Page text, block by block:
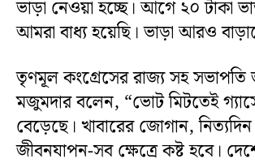
ভাড়া নেওয়া হচ্ছে। আগে ২০ টাকা
আমরা বাধ্য হয়েছি। ভাড়া আরও
তৃণমূল কংগ্রেসের রাজ্য সহ সভাপতি
মজুমদার বলেন, “ভোট মিটতেই
বেড়েছে। খাবারের জোগান,
জীবনযাপন-সব ক্ষেত্রে কষ্ট হবে।